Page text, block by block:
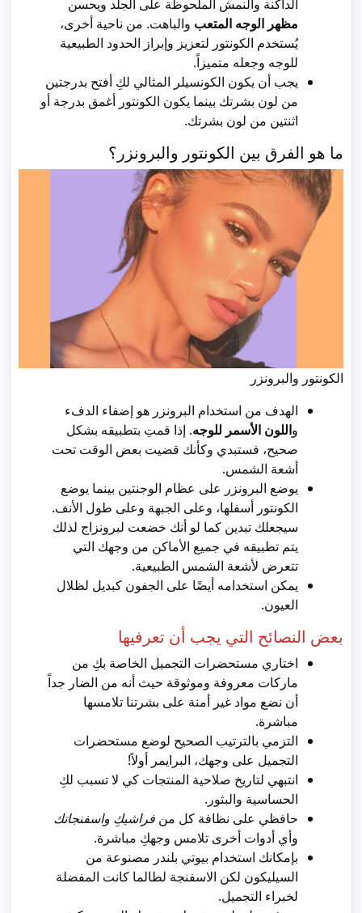
الداكنة والنمش الملحوظة على الجلد ويحسن
مظهر الوجه المتعب والباهت. من ناحية أخرى،
يُستخدم الكونتور لتعزيز وإبراز الحدود الطبيعية
للوجه وجعله متميزاً.
يجب أن يكون الكونسيلر المثالي لكِ أفتح بدرجتين
من لون بشرتك بينما يكون الكونتور أغمق بدرجة أو
اثنتين من لون بشرتك.
ما هو الفرق بين الكونتور والبرونزر؟
الكونتور والبرونزر
الهدف من استخدام البرونزر هو إضفاء الدفء
واللون الأسمر للوجه. إذا قمتِ بتطبيقه بشكل
صحيح، فستبدي وكأنك قضيت بعض الوقت تحت
أشعة الشمس.
يوضع البرونزر على عظام الوجنتين بينما يوضع
الكونتور أسفلها، وعلى الجبهة وعلى طول الأنف.
سيجعلك تبدين كما لو أنك خضعت لبرونزاج لذلك
يتم تطبيقه في جميع الأماكن من وجهك التي
تتعرض لأشعة الشمس الطبيعية.
يمكن استخدامه أيضًا على الجفون كبديل لظلال
العيون.
بعض النصائح التي يجب أن تعرفيها
اختاري مستحضرات التجميل الخاصة بكِ من
ماركات معروفة وموثوقة حيث أنه من الضار جداً
أن نضع مواد غير أمنة على بشرتنا تلامسها
مباشرة.
التزمي بالترتيب الصحيح لوضع مستحضرات
التجميل على وجهك، البرايمر أولاً!
انتبهي لتاريخ صلاحية المنتجات كي لا تسبب لكِ
الحساسية والبثور.
حافظي على نظافة كل من فراشيكِ واسفنجاتك
وأي أدوات أخرى تلامس وجهكِ مباشرة.
بإمكانك استخدام بيوتي بلندر مصنوعة من
السيليكون لكن الاسفنجة لطالما كانت المفضلة
لخبراء التجميل.